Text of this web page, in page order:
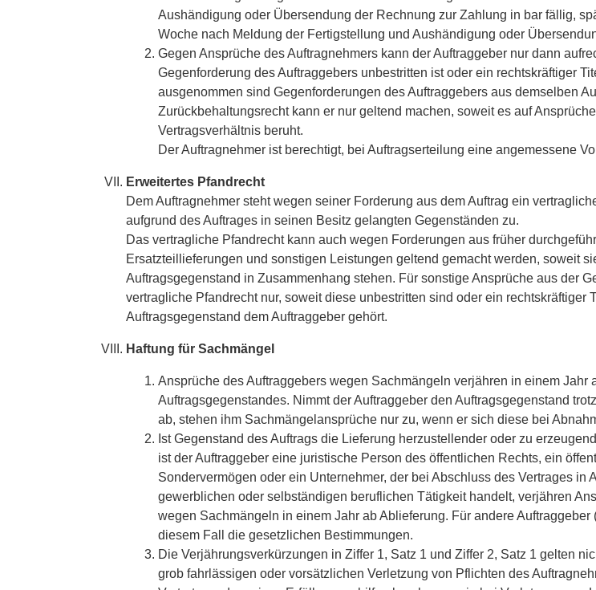
Aushändigung oder Übersendung der Rechnung zur Zahlung in bar fällig,
Woche nach Meldung der Fertigstellung und Aushändigung oder
Gegen Ansprüche des Auftragnehmers kann der Auftraggeber nur dann
Gegenforderung des Auftraggebers unbestritten ist oder ein rechtskräftiger
ausgenommen sind Gegenforderungen des Auftraggebers aus demselben
Zurückbehaltungsrecht kann er nur geltend machen, soweit es auf
Vertragsverhältnis beruht.
Der Auftragnehmer ist berechtigt, bei Auftragserteilung eine angemessene
Erweitertes Pfandrecht
Dem Auftragnehmer steht wegen seiner Forderung aus dem Auftrag ein
aufgrund des Auftrages in seinen Besitz gelangten Gegenständen zu.
Das vertragliche Pfandrecht kann auch wegen Forderungen aus früher
Ersatzteillieferungen und sonstigen Leistungen geltend gemacht werden, soweit
Auftragsgegenstand in Zusammenhang stehen. Für sonstige Ansprüche aus der
vertragliche Pfandrecht nur, soweit diese unbestritten sind oder ein rechtskräftiger
Auftragsgegenstand dem Auftraggeber gehört.
Haftung für Sachmängel
Ansprüche des Auftraggebers wegen Sachmängeln verjähren in einem Jahr
Auftragsgegenstandes. Nimmt der Auftraggeber den Auftragsgegenstand
ab, stehen ihm Sachmängelansprüche nur zu, wenn er sich diese bei
Ist Gegenstand des Auftrags die Lieferung herzustellender oder zu
ist der Auftraggeber eine juristische Person des öffentlichen Rechts, ein
Sondervermögen oder ein Unternehmer, der bei Abschluss des Vertrages in
gewerblichen oder selbständigen beruflichen Tätigkeit handelt, verjähren
wegen Sachmängeln in einem Jahr ab Ablieferung. Für andere Auftraggeber
diesem Fall die gesetzlichen Bestimmungen.
Die Verjährungsverkürzungen in Ziffer 1, Satz 1 und Ziffer 2, Satz 1 gelten
grob fahrlässigen oder vorsätzlichen Verletzung von Pflichten des